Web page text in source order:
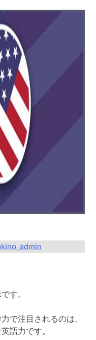
す。
で注目されるのは、
語力です。